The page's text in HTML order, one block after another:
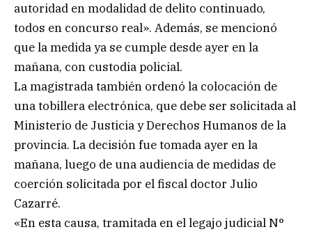
autoridad en modalidad de delito continuado,
todos en concurso real». Además, se mencionó
que la medida ya se cumple desde ayer en la
mañana, con custodia policial.
La magistrada también ordenó la colocación de
una tobillera electrónica, que debe ser solicitada al
Ministerio de Justicia y Derechos Humanos de la
provincia. La decisión fue tomada ayer en la
mañana, luego de una audiencia de medidas de
coerción solicitada por el fiscal doctor Julio
Cazarré.
«En esta causa, tramitada en el legajo judicial N°